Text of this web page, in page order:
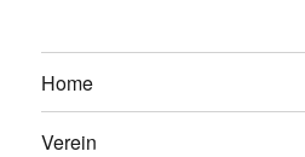
Home
Verein